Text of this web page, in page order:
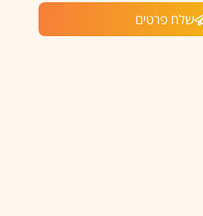
שלח פרטים